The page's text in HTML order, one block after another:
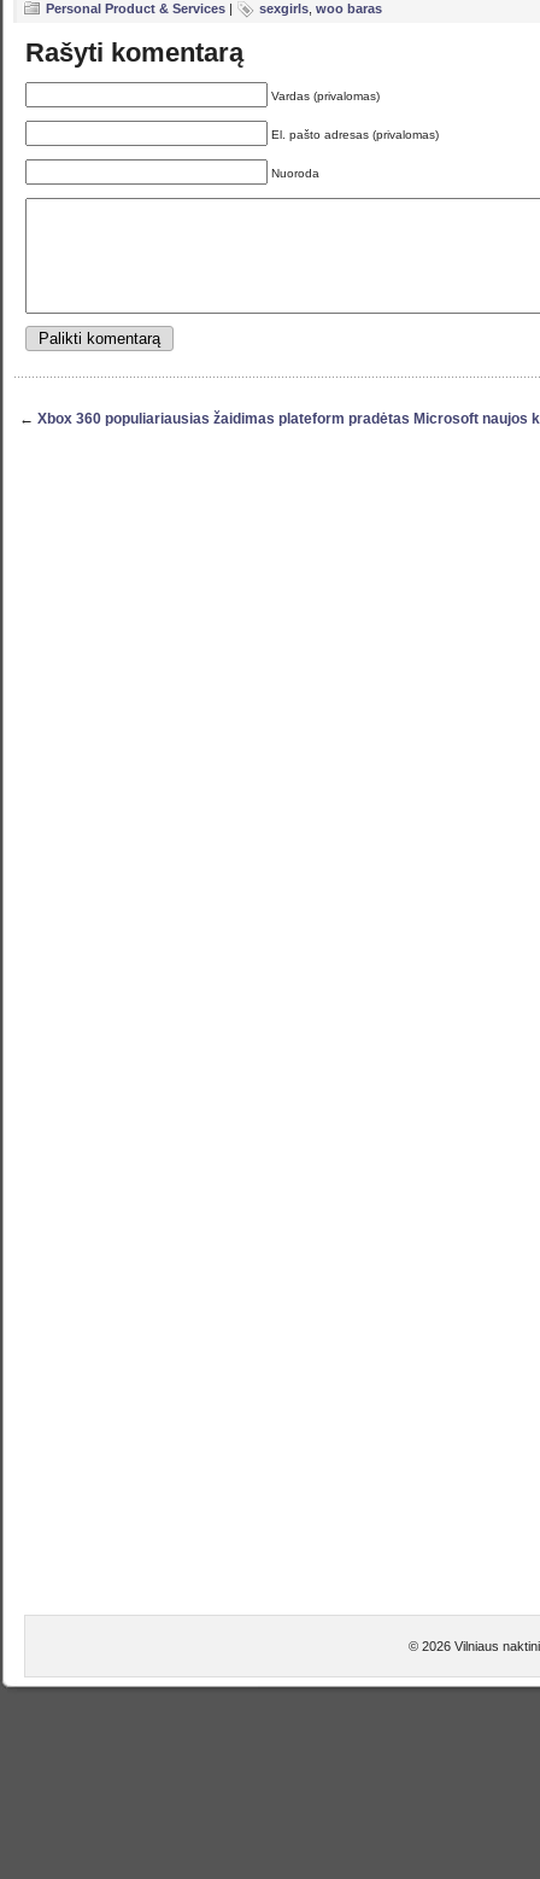
Personal Product & Services | sexgirls woo baras
Rašyti komentarą
Vardas (privalomas)
El. pašto adresas (privalomas)
Nuoroda
← Xbox 360 populiariausias žaidimas plateform pradėtas Microsoft naujos
© 2026 Vilniaus